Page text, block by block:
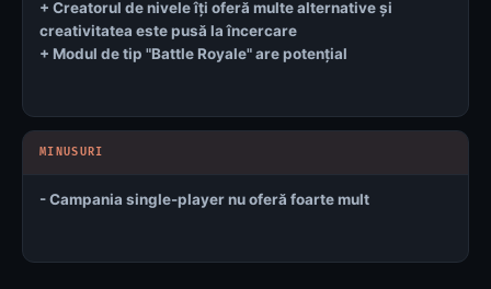
+ Creatorul de nivele îți oferă multe alternative și
creativitatea este pusă la încercare
+ Modul de tip "Battle Royale" are potențial
- Campania single-player nu oferă foarte mult